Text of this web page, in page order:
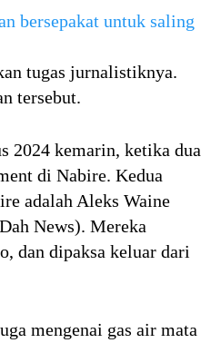
bersepakat untuk saling
tugas jurnalistiknya.
tersebut.
2024 kemarin, ketika dua
di Nabire. Kedua
adalah Aleks Waine
News). Mereka
dan dipaksa keluar dari
mengenai gas air mata